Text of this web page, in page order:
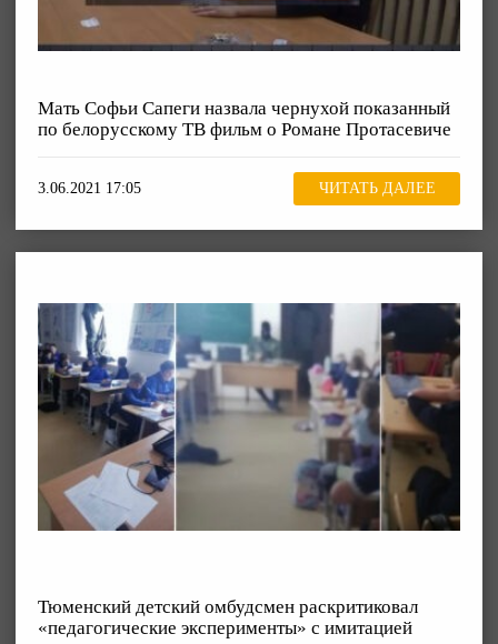
Мать Софьи Сапеги назвала чернухой показанный
по белорусскому ТВ фильм о Романе Протасевиче
3.06.2021 17:05 ЧИТАТЬ ДАЛЕЕ
Тюменский детский омбудсмен раскритиковал
«педагогические эксперименты» с имитацией